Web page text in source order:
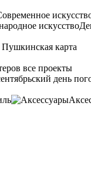
Пушкинская карта
все проекты
день